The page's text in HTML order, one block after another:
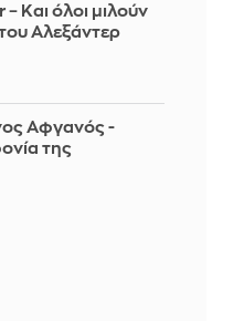
Και όλοι μιλούν
Αλεξάντερ
Αφγανός -
της